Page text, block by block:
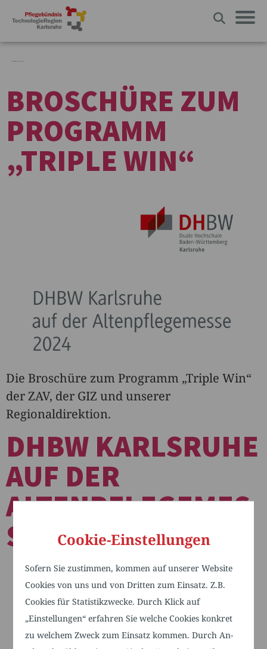
Cookie-Einstellungen
Sofern Sie zustimmen, kommen auf unserer Website
Cookies von uns und von Dritten zum Einsatz. Z.B.
Cookies für Statistikzwecke. Durch Klick auf
„Einstellungen“ erfahren Sie welche Cookies konkret
zu welchem Zweck zum Einsatz kommen. Durch An-
BROSCHÜRE ZUM
PROGRAMM
„TRIPLE WIN“
Die Broschüre zum Programm „Triple Win“
der ZAV, der GIZ und unserer
Regionaldirektion.
DHBW KARLSRUHE
AUF DER
ALTENPFLEGEMES
SE 2024